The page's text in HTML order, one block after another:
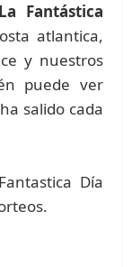
La Fantástica
atlantica,
y nuestros
puede ver
salido cada
Día